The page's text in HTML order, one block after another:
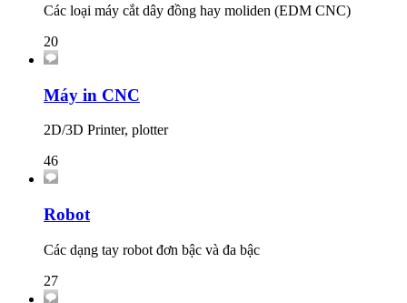
Các loại máy cắt dây đồng hay moliden (EDM CNC)
20
Máy in CNC
2D/3D Printer, plotter
46
Robot
Các dạng tay robot đơn bậc và đa bậc
27